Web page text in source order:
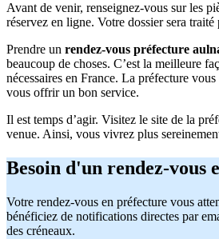
Avant de venir, renseignez-vous sur les
réservez en ligne. Votre dossier sera traité
Prendre un rendez-vous préfecture
beaucoup de choses. C’est la meilleure
nécessaires en France. La préfecture
vous offrir un bon service.
Il est temps d’agir. Visitez le site de la
venue. Ainsi, vous vivrez plus
Besoin d'un rendez-vous
Votre rendez-vous en préfecture vous
bénéficiez de notifications directes par
des créneaux.